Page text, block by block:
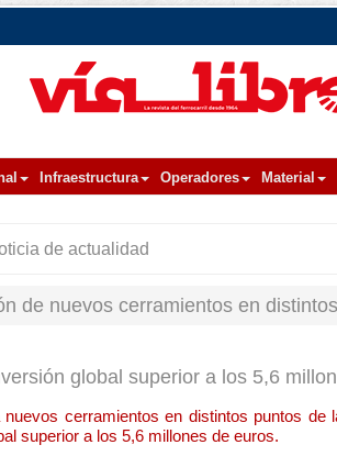
Infraestructura Operadores Material
de actualidad
de nuevos cerramientos en
global superior a los 5,6
nuevos cerramientos en distintos puntos
superior a los 5,6 millones de euros.